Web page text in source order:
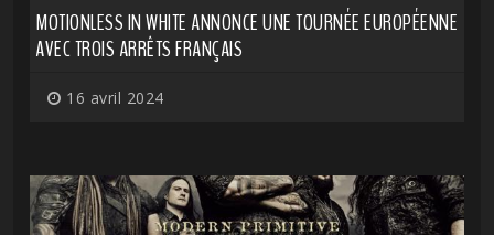
MOTIONLESS IN WHITE ANNONCE UNE TOURNÉE EUROPÉENNE
AVEC TROIS ARRÊTS FRANÇAIS
16 avril 2024